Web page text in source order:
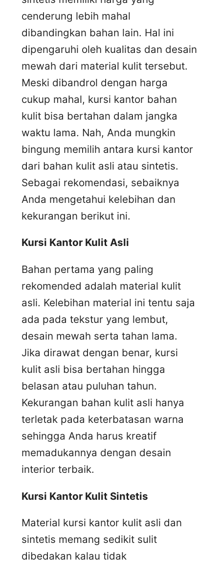
cenderung lebih mahal
dibandingkan bahan lain. Hal ini
dipengaruhi oleh kualitas dan desain
mewah dari material kulit tersebut.
Meski dibandrol dengan harga
cukup mahal, kursi kantor bahan
kulit bisa bertahan dalam jangka
waktu lama. Nah, Anda mungkin
bingung memilih antara kursi kantor
dari bahan kulit asli atau sintetis.
Sebagai rekomendasi, sebaiknya
Anda mengetahui kelebihan dan
kekurangan berikut ini.
Kursi Kantor Kulit Asli
Bahan pertama yang paling
rekomended adalah material kulit
asli. Kelebihan material ini tentu saja
ada pada tekstur yang lembut,
desain mewah serta tahan lama.
Jika dirawat dengan benar, kursi
kulit asli bisa bertahan hingga
belasan atau puluhan tahun.
Kekurangan bahan kulit asli hanya
terletak pada keterbatasan warna
sehingga Anda harus kreatif
memadukannya dengan desain
interior terbaik.
Kursi Kantor Kulit Sintetis
Material kursi kantor kulit asli dan
sintetis memang sedikit sulit
dibedakan kalau tidak